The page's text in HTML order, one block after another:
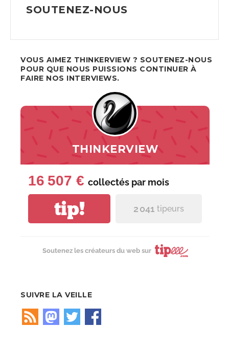
SOUTENEZ-NOUS
VOUS AIMEZ THINKERVIEW ? SOUTENEZ-NOUS
POUR QUE NOUS PUISSIONS CONTINUER À
FAIRE NOS INTERVIEWS.
THINKERVIEW
16 507 € collectés par mois
tip! 2 041 tipeurs
Soutenez les créateurs du web sur
SUIVRE LA VEILLE